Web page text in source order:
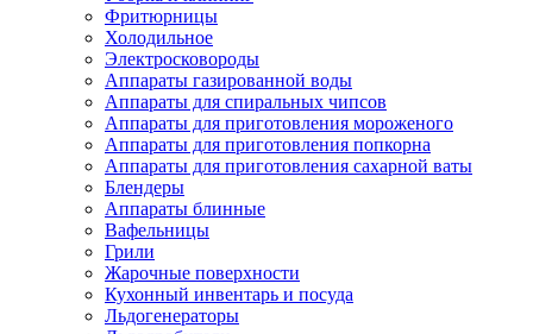
Фритюрницы
Холодильное
Электросковороды
Аппараты газированной воды
Аппараты для спиральных чипсов
Аппараты для приготовления мороженого
Аппараты для приготовления попкорна
Аппараты для приготовления сахарной ваты
Блендеры
Аппараты блинные
Вафельницы
Грили
Жарочные поверхности
Кухонный инвентарь и посуда
Льдогенераторы